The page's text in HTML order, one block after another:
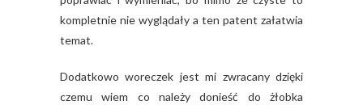
kompletnie nie wyglądały a ten patent załatwia
temat.
Dodatkowo woreczek jest mi zwracany dzięki
czemu wiem co należy donieść do żłobka